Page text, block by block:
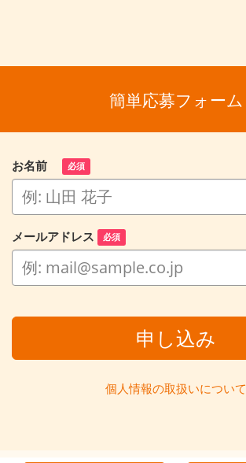
簡単応募フォーム
お名前 必須
メールアドレス 必須
申し込み
個人情報の取扱いについて